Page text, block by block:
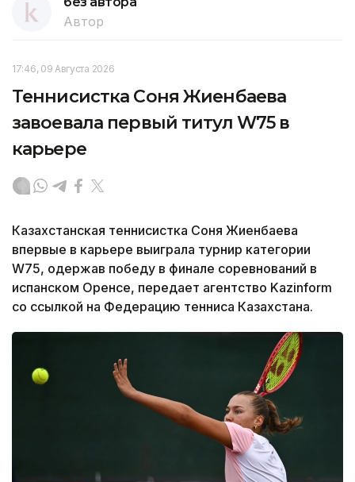
Автор
17:46, 09 Августа 2026
Теннисистка Соня Жиенбаева
завоевала первый титул W75 в
карьере
Казахстанская теннисистка Соня Жиенбаева
впервые в карьере выиграла турнир категории
W75, одержав победу в финале соревнований в
испанском Оренсе, передает агентство Kazinform
со ссылкой на Федерацию тенниса Казахстана.